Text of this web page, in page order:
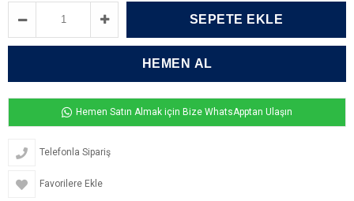
Hemen Satın Almak için Bize WhatsApptan Ulaşın
Telefonla Sipariş
Favorilere Ekle